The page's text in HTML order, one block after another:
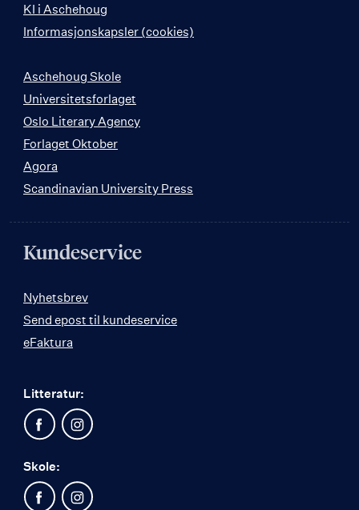
KI i Aschehoug
Informasjonskapsler (cookies)
Aschehoug Skole
Universitetsforlaget
Oslo Literary Agency
Forlaget Oktober
Agora
Scandinavian University Press
Kundeservice
Nyhetsbrev
Send epost til kundeservice
eFaktura
Litteratur:
Skole: